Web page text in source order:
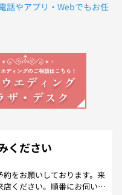
話やアプリ・Webでもお任
ください
をお願いしております。来
ください。順番にお伺い致